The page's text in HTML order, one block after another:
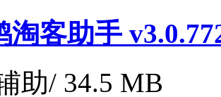
淘客助手
助/ 34.5 MB